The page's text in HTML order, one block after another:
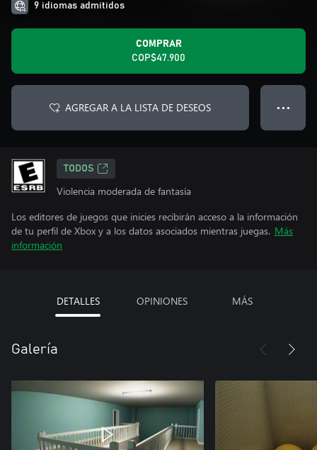
9 idiomas admitidos
COMPRAR
COP$47.900
AGREGAR A LA LISTA DE DESEOS ● ● ●
TODOS
Violencia moderada de fantasía
Los editores de juegos que inicies recibirán acceso a la información
de tu perfil de Xbox y a los datos asociados mientras juegas. Más
información
DETALLES OPINIONES MÁS
Galería